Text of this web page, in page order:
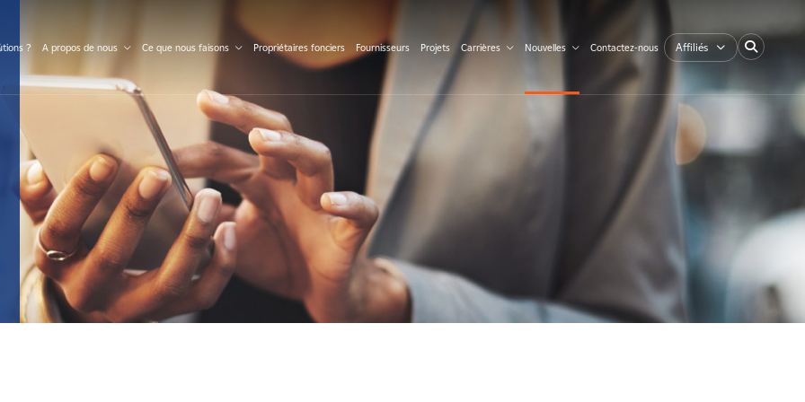
? A propos de nous Ce que nous faisons Propriétaires fonciers Fournisseurs Projets Carrières Nouvelles Contactez-nous Affiliés